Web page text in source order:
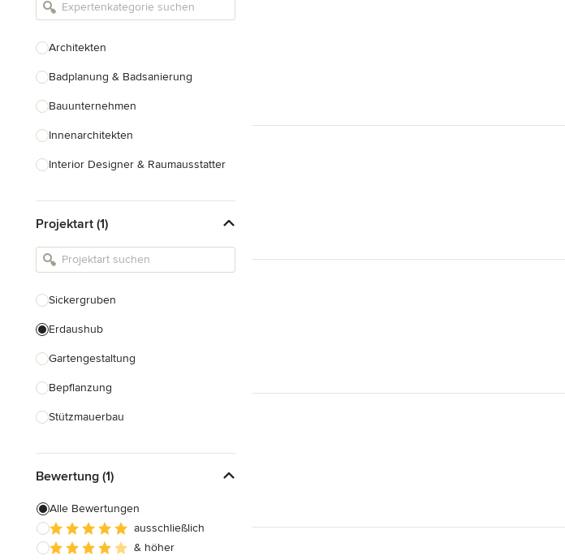
Architekten
Badplanung & Badsanierung
Bauunternehmen
Innenarchitekten
Interior Designer & Raumausstatter
Landschaftsarchitekten
Armaturen & Sanitärbedarf
Einbauschränke
Projektart (1)
Sickergruben
Erdaushub
Gartengestaltung
Bepflanzung
Stützmauerbau
Gewächshausbau
Teichbau
Alle anzeigen
Bewertung (1)
Alle Bewertungen
ausschließlich
& höher